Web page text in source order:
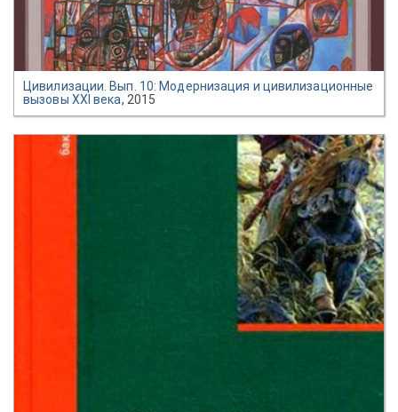
Цивилизации. Вып. 10: Модернизация и цивилизационные
вызовы XXI века, 2015